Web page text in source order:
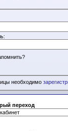
необходимо
переход